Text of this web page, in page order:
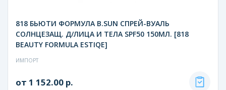
818 БЬЮТИ ФОРМУЛА B.SUN СПРЕЙ-ВУАЛЬ
СОЛНЦЕЗАЩ. Д/ЛИЦА И ТЕЛА SPF50 150МЛ. [818
BEAUTY FORMULA ESTIQE]
ИМПОРТ
от 1 152.00 р.